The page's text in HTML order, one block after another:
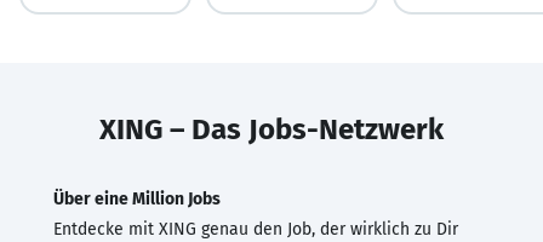
XING – Das Jobs-Netzwerk
Über eine Million Jobs
Entdecke mit XING genau den Job, der wirklich zu Dir